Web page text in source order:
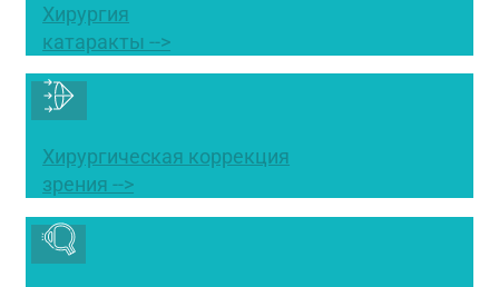
Хирургия
катаракты -->
Хирургическая коррекция
зрения -->